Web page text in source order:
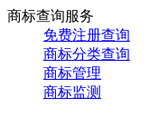
商标查询服务
免费注册查询
商标分类查询
商标管理
商标监测